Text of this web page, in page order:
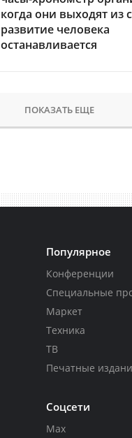
когда они выходят из
развитие человека
останавливается
ПОКАЗАТЬ ЕЩЕ
Популярное
Конференции
Специальные
Маркет
Техника
ТВ
Печатные
Соцсети
Max